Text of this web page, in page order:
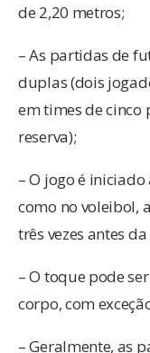
de 2,20 metros;
– As partidas de
duplas (dois
em times de cinco
reserva);
– O jogo é
como no voleibol,
três vezes antes
– O toque pode
corpo, com
– Geralmente, as